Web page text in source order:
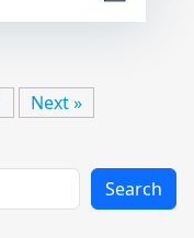
Next »
Search